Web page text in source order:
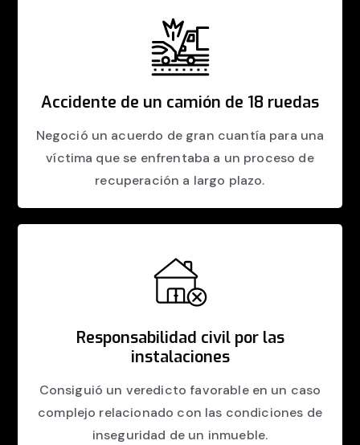
Accidente de un camión de 18 ruedas
Negoció un acuerdo de gran cuantía para una
víctima que se enfrentaba a un proceso de
recuperación a largo plazo.
Responsabilidad civil por las
instalaciones
Consiguió un veredicto favorable en un caso
complejo relacionado con las condiciones de
inseguridad de un inmueble.